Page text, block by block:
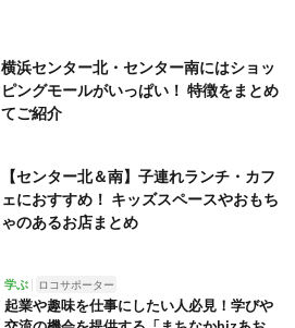
横浜センター北・センター南にはショッ
ピングモールがいっぱい！ 特徴をまとめ
てご紹介
【センター北＆南】子連れランチ・カフ
ェにおすすめ！ キッズスペースやおもち
ゃのあるお店まとめ
学ぶ ロコサポーター
起業や趣味を仕事にしたい人必見！学びや